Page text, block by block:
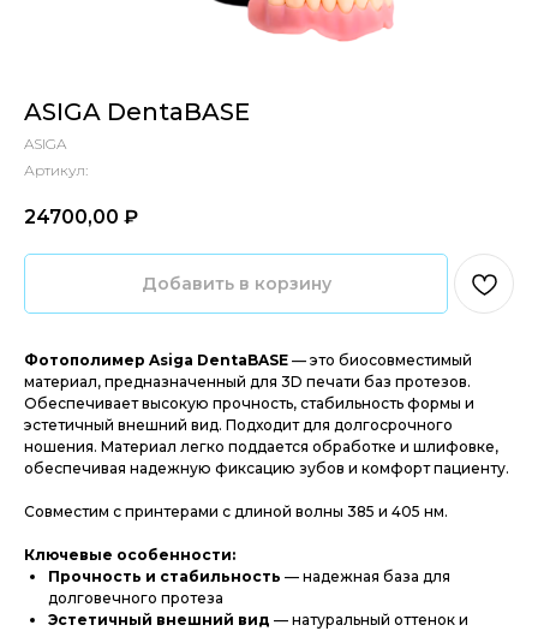
ASIGA DentaBASE
ASIGA
Артикул:
24700,00 ₽‎
Добавить в корзину
Фотополимер Asiga DentaBASE — это биосовместимый
материал, предназначенный для 3D печати баз протезов.
Обеспечивает высокую прочность, стабильность формы и
эстетичный внешний вид. Подходит для долгосрочного
ношения. Материал легко поддается обработке и шлифовке,
обеспечивая надежную фиксацию зубов и комфорт пациенту.
Совместим с принтерами с длиной волны 385 и 405 нм.
Ключевые особенности:
Прочность и стабильность — надежная база для
долговечного протеза
Эстетичный внешний вид — натуральный оттенок и